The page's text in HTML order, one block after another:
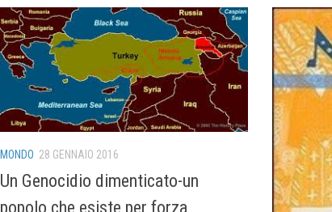
MONDO 28 GENNAIO 2016
Un Genocidio dimenticato-un
popolo che esiste per forza